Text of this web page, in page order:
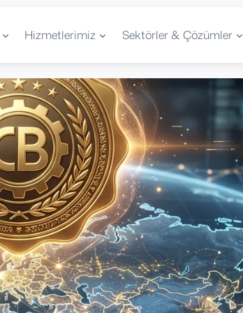
Hizmetlerimiz Sektörler & Çözümler